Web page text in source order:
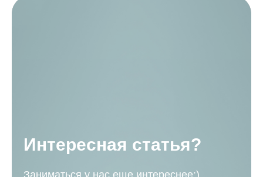
Интересная статья?
Заниматься у нас еще интереснее:)